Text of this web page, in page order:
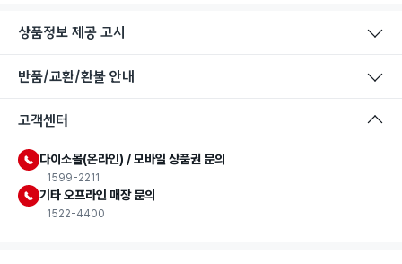
상품정보 제공 고시
반품/교환/환불 안내
고객센터
다이소몰(온라인) / 모바일 상품권 문의
1599-2211
기타 오프라인 매장 문의
1522-4400